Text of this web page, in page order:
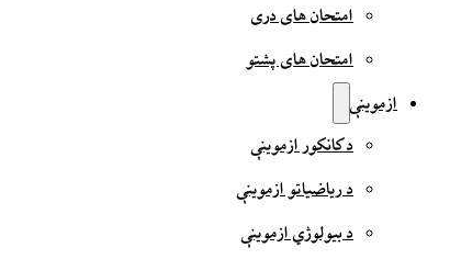
امتحان های دری
امتحان های پشتو
ازموینې
د کانکور ازموینې
د ریاضیاتو ازموینې
د بیولوژي ازموینې